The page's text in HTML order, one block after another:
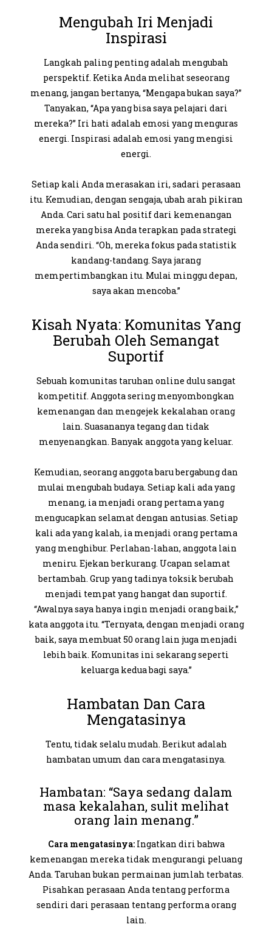
Mengubah Iri Menjadi
Inspirasi
Langkah paling penting adalah mengubah
perspektif. Ketika Anda melihat seseorang
menang, jangan bertanya, “Mengapa bukan saya?”
Tanyakan, “Apa yang bisa saya pelajari dari
mereka?” Iri hati adalah emosi yang menguras
energi. Inspirasi adalah emosi yang mengisi
energi.
Setiap kali Anda merasakan iri, sadari perasaan
itu. Kemudian, dengan sengaja, ubah arah pikiran
Anda. Cari satu hal positif dari kemenangan
mereka yang bisa Anda terapkan pada strategi
Anda sendiri. “Oh, mereka fokus pada statistik
kandang-tandang. Saya jarang
mempertimbangkan itu. Mulai minggu depan,
saya akan mencoba.”
Kisah Nyata: Komunitas Yang
Berubah Oleh Semangat
Suportif
Sebuah komunitas taruhan online dulu sangat
kompetitif. Anggota sering menyombongkan
kemenangan dan mengejek kekalahan orang
lain. Suasananya tegang dan tidak
menyenangkan. Banyak anggota yang keluar.
Kemudian, seorang anggota baru bergabung dan
mulai mengubah budaya. Setiap kali ada yang
menang, ia menjadi orang pertama yang
mengucapkan selamat dengan antusias. Setiap
kali ada yang kalah, ia menjadi orang pertama
yang menghibur. Perlahan-lahan, anggota lain
meniru. Ejekan berkurang. Ucapan selamat
bertambah. Grup yang tadinya toksik berubah
menjadi tempat yang hangat dan suportif.
“Awalnya saya hanya ingin menjadi orang baik,”
kata anggota itu. “Ternyata, dengan menjadi orang
baik, saya membuat 50 orang lain juga menjadi
lebih baik. Komunitas ini sekarang seperti
keluarga kedua bagi saya.”
Hambatan Dan Cara
Mengatasinya
Tentu, tidak selalu mudah. Berikut adalah
hambatan umum dan cara mengatasinya.
Hambatan: “Saya sedang dalam
masa kekalahan, sulit melihat
orang lain menang.”
Cara mengatasinya:Ingatkan diri bahwa
kemenangan mereka tidak mengurangi peluang
Anda. Taruhan bukan permainan jumlah terbatas.
Pisahkan perasaan Anda tentang performa
sendiri dari perasaan tentang performa orang
lain.